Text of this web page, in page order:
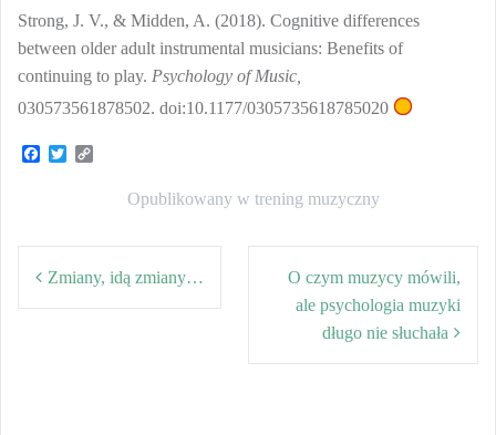
Strong, J. V., & Midden, A. (2018). Cognitive differences
between older adult instrumental musicians: Benefits of
continuing to play. Psychology of Music,
030573561878502. doi:10.1177/0305735618785020
F
k
k
Opublikowany w trening muzyczny
Nawigacja
wpisu
Zmiany, idą zmiany…
O czym muzycy mówili,
ale psychologia muzyki
długo nie słuchała